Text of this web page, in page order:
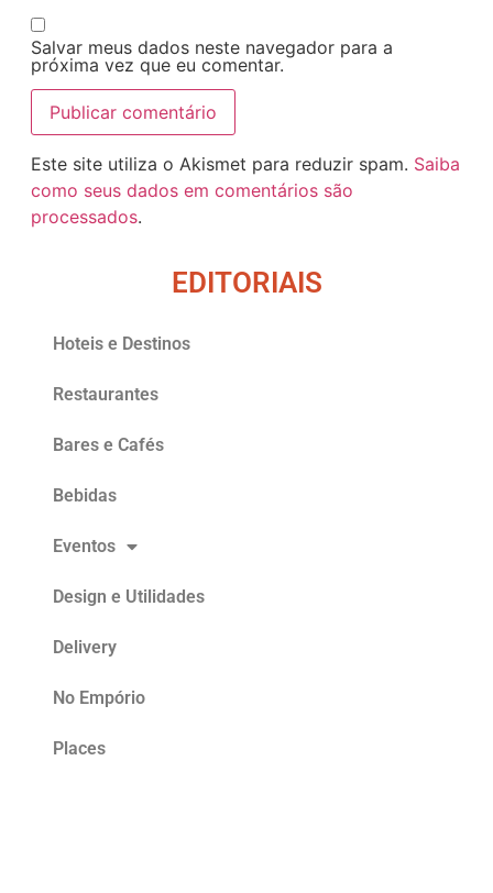
Salvar meus dados neste navegador para a
próxima vez que eu comentar.
Este site utiliza o Akismet para reduzir spam. Saiba
como seus dados em comentários são
processados.
EDITORIAIS
Hoteis e Destinos
Restaurantes
Bares e Cafés
Bebidas
Eventos
Design e Utilidades
Delivery
No Empório
Places